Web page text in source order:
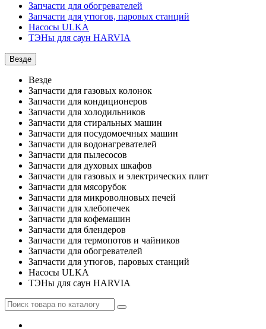
Запчасти для обогревателей
Запчасти для утюгов, паровых станций
Насосы ULKA
ТЭНы для саун HARVIA
Везде
Везде
Запчасти для газовых колонок
Запчасти для кондиционеров
Запчасти для холодильников
Запчасти для стиральных машин
Запчасти для посудомоечных машин
Запчасти для водонагревателей
Запчасти для пылесосов
Запчасти для духовых шкафов
Запчасти для газовых и электрических плит
Запчасти для мясорубок
Запчасти для микроволновых печей
Запчасти для хлебопечек
Запчасти для кофемашин
Запчасти для блендеров
Запчасти для термопотов и чайников
Запчасти для обогревателей
Запчасти для утюгов, паровых станций
Насосы ULKA
ТЭНы для саун HARVIA